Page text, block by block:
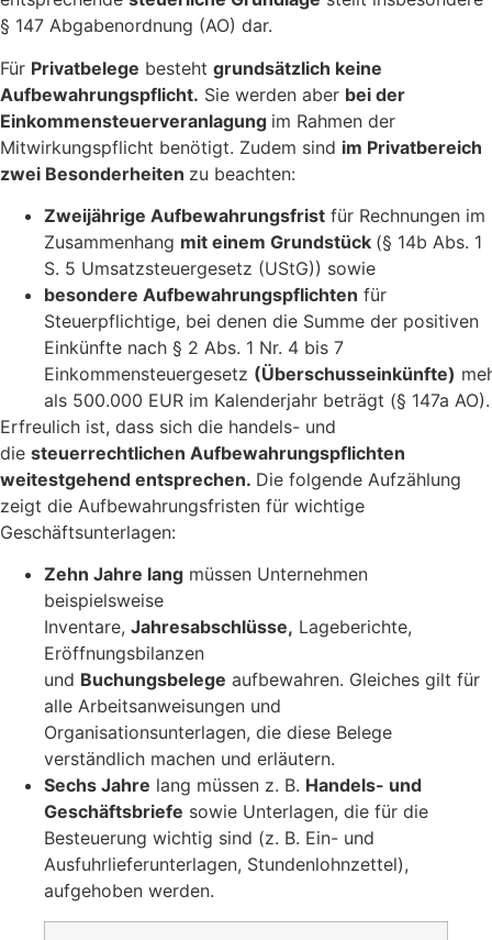
§ 147 Abgabenordnung (AO) dar.
Für Privatbelege besteht grundsätzlich keine
Aufbewahrungspflicht. Sie werden aber bei der
Einkommensteuerveranlagung im Rahmen der
Mitwirkungspflicht benötigt. Zudem sind im Privatbereich
zwei Besonderheiten zu beachten:
Zweijährige Aufbewahrungsfrist für Rechnungen im
Zusammenhang mit einem Grundstück (§ 14b Abs. 1
S. 5 Umsatzsteuergesetz (UStG)) sowie
besondere Aufbewahrungspflichten für
Steuerpflichtige, bei denen die Summe der positiven
Einkünfte nach § 2 Abs. 1 Nr. 4 bis 7
Einkommensteuergesetz (Überschusseinkünfte)
als 500.000 EUR im Kalenderjahr beträgt (§ 147a AO).
Erfreulich ist, dass sich die handels- und
die steuerrechtlichen Aufbewahrungspflichten
weitestgehend entsprechen. Die folgende Aufzählung
zeigt die Aufbewahrungsfristen für wichtige
Geschäftsunterlagen:
Zehn Jahre lang müssen Unternehmen
beispielsweise
Inventare, Jahresabschlüsse, Lageberichte,
Eröffnungsbilanzen
und Buchungsbelege aufbewahren. Gleiches gilt für
alle Arbeitsanweisungen und
Organisationsunterlagen, die diese Belege
verständlich machen und erläutern.
Sechs Jahre lang müssen z. B. Handels- und
Geschäftsbriefe sowie Unterlagen, die für die
Besteuerung wichtig sind (z. B. Ein- und
Ausfuhrlieferunterlagen, Stundenlohnzettel),
aufgehoben werden.